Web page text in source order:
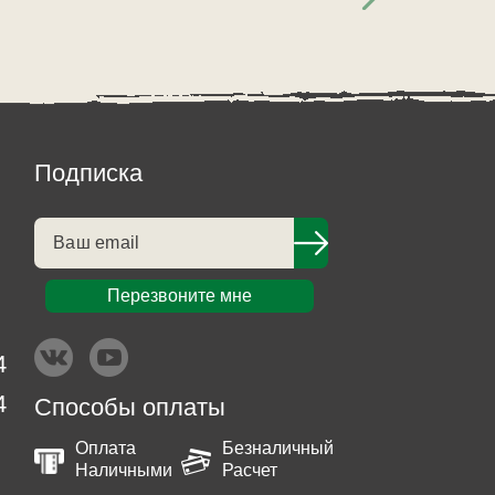
Подписка
Перезвоните мне
Способы оплаты
Оплата
Наличными
Безналичный
Расчет